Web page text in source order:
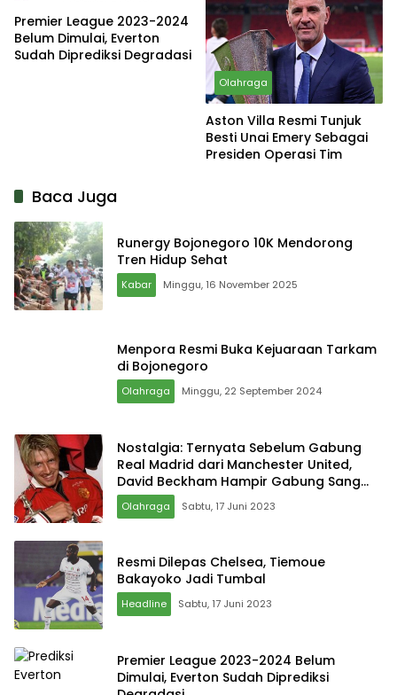
Premier League 2023-2024
Belum Dimulai, Everton
Sudah Diprediksi Degradasi
Olahraga
Aston Villa Resmi Tunjuk
Besti Unai Emery Sebagai
Presiden Operasi Tim
Baca Juga
Runergy Bojonegoro 10K Mendorong
Tren Hidup Sehat
Kabar Minggu, 16 November 2025
Menpora Resmi Buka Kejuaraan Tarkam
di Bojonegoro
Olahraga Minggu, 22 September 2024
Nostalgia: Ternyata Sebelum Gabung
Real Madrid dari Manchester United,
David Beckham Hampir Gabung Sang
Rival
Olahraga Sabtu, 17 Juni 2023
Resmi Dilepas Chelsea, Tiemoue
Bakayoko Jadi Tumbal
Headline Sabtu, 17 Juni 2023
Premier League 2023-2024 Belum
Dimulai, Everton Sudah Diprediksi